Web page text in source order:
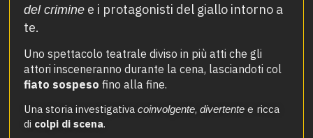
del crimine e i protagonisti del giallo intorno a
te.
Uno spettacolo teatrale diviso in più atti che gli
attori insceneranno durante la cena, lasciandoti col
fiato sospeso fino alla fine.
Una storia investigativacoinvolgente,divertente e ricca
di colpi di scena.